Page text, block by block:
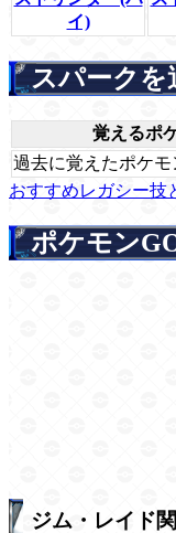
イ)
スパークを
覚えるポ
過去に覚えたポケモ
おすすめレガシー技
ポケモン
ジム・レイド